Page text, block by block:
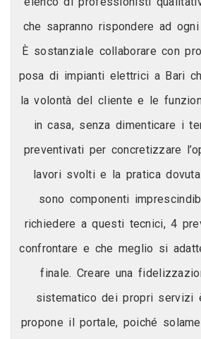
che sapranno rispondere ad
È sostanziale collaborare con
posa di impianti elettrici a Bari
la volontà del cliente e le
in casa, senza dimenticare i
preventivati per concretizzare
lavori svolti e la pratica
sono componenti
richiedere a questi tecnici, 4
confrontare e che meglio si
finale. Creare una
sistematico dei propri servizi
propone il portale, poiché